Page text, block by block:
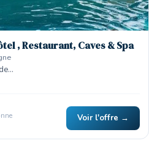
, Restaurant, Caves & Spa
Voir l'offre →